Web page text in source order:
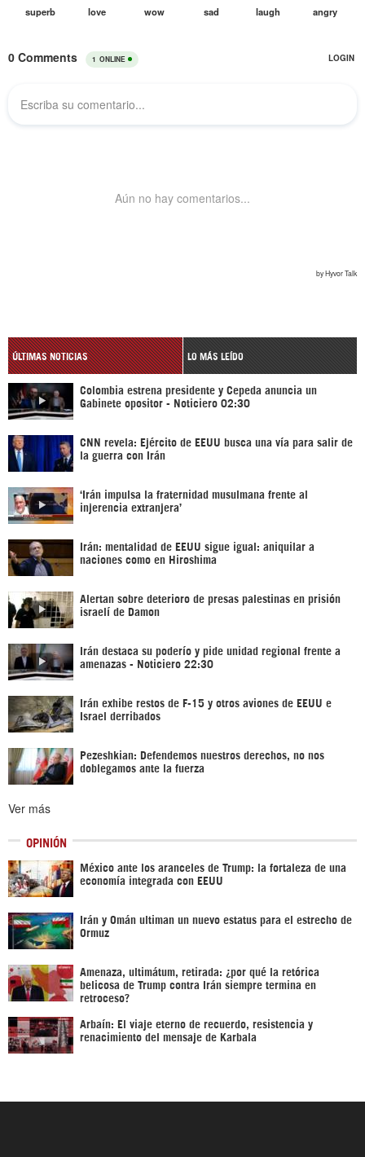
ÚLTIMAS NOTICIAS LO MÁS LEÍDO
Colombia estrena presidente y Cepeda anuncia un
Gabinete opositor - Noticiero 02:30
CNN revela: Ejército de EEUU busca una vía para salir de
la guerra con Irán
‘Irán impulsa la fraternidad musulmana frente al
injerencia extranjera’
Irán: mentalidad de EEUU sigue igual: aniquilar a
naciones como en Hiroshima
Alertan sobre deterioro de presas palestinas en prisión
israelí de Damon
Irán destaca su poderío y pide unidad regional frente a
amenazas - Noticiero 22:30
Irán exhibe restos de F-15 y otros aviones de EEUU e
Israel derribados
Pezeshkian: Defendemos nuestros derechos, no nos
doblegamos ante la fuerza
Ver más
OPINIÓN
México ante los aranceles de Trump: la fortaleza de una
economía integrada con EEUU
Irán y Omán ultiman un nuevo estatus para el estrecho de
Ormuz
Amenaza, ultimátum, retirada: ¿por qué la retórica
belicosa de Trump contra Irán siempre termina en
retroceso?
Arbaín: El viaje eterno de recuerdo, resistencia y
renacimiento del mensaje de Karbala